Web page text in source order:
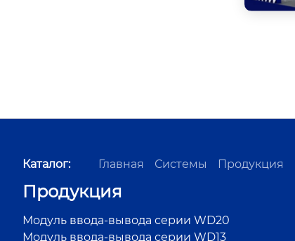
Каталог: Главная Системы Продукция
Продукция
Модуль ввода-вывода серии WD20
Модуль ввода-вывода серии WD13